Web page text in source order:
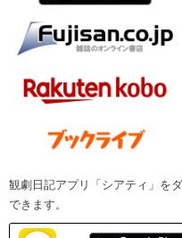
観劇日記アプリ「シアティ」を
できます。